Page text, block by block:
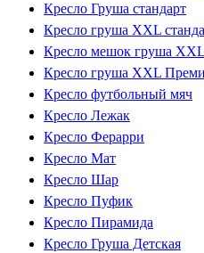
Кресло Груша стандарт
Кресло груша XXL
Кресло мешок груша
Кресло груша XXL
Кресло футбольный мяч
Кресло Лежак
Кресло Ферарри
Кресло Мат
Кресло Шар
Кресло Пуфик
Кресло Пирамида
Кресло Груша Детская